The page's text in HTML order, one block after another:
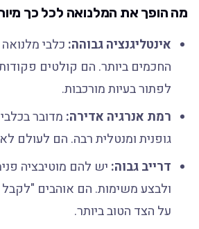
מה הופך את המלנואה לכל כך
אינטליגנציה גבוהה:כלבי מלנואה
החכמים ביותר. הם קולטים פקודות
לפתור בעיות מורכבות.
רמת אנרגיה אדירה:מדובר
גופנית ומנטלית רבה. הם לעולם לא
דרייב גבוה:יש להם מוטיבציה
ולבצע משימות. הם אוהבים "לקבל
על הצד הטוב ביותר.